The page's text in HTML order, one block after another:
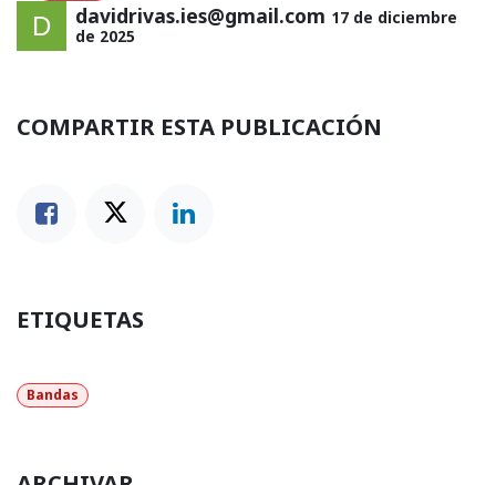
davidrivas.ies@gmail.com 17 de diciembre
de 2025
COMPARTIR ESTA PUBLICACIÓN
ETIQUETAS
Bandas